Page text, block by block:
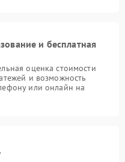
и бесплатная
оценка стоимости
и возможность
или онлайн на